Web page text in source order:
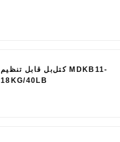
کتل‌بل قابل تنظیم MDKB11-
18KG/40LB